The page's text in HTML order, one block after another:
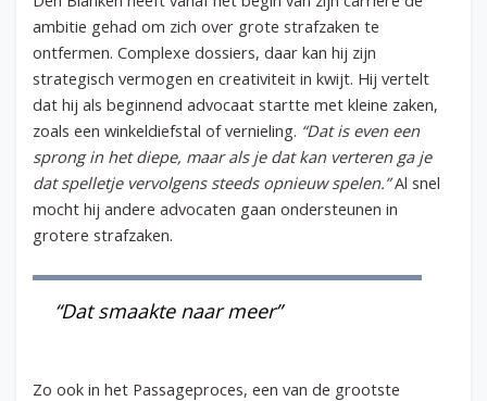
ambitie gehad om zich over grote strafzaken te
ontfermen. Complexe dossiers, daar kan hij zijn
strategisch vermogen en creativiteit in kwijt. Hij vertelt
dat hij als beginnend advocaat startte met kleine zaken,
zoals een winkeldiefstal of vernieling. “Dat is even een
sprong in het diepe, maar als je dat kan verteren ga je
dat spelletje vervolgens steeds opnieuw spelen.”Al snel
mocht hij andere advocaten gaan ondersteunen in
grotere strafzaken.
“Dat smaakte naar meer”
Zo ook in het Passageproces, een van de grootste